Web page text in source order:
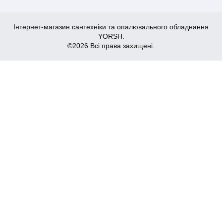
Інтернет-магазин сантехніки та опалювального обладнання
YORSH.
©2026 Всі права захищені.